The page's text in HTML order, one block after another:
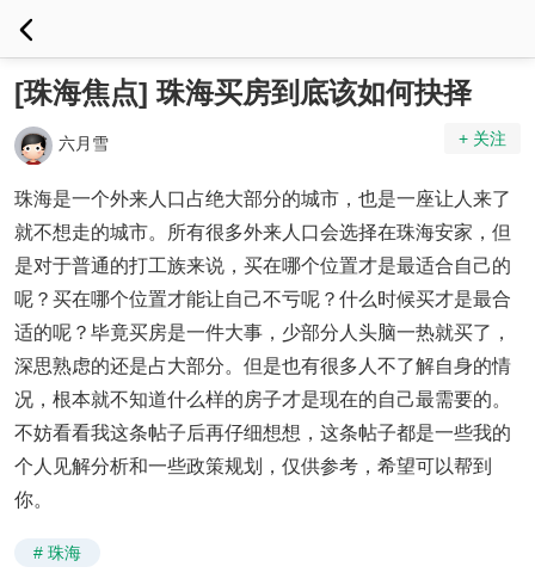
[珠海焦点] 珠海买房到底该如何抉择
六月雪 + 关注
珠海是一个外来人口占绝大部分的城市，也是一座让人来了
就不想走的城市。所有很多外来人口会选择在珠海安家，但
是对于普通的打工族来说，买在哪个位置才是最适合自己的
呢？买在哪个位置才能让自己不亏呢？什么时候买才是最合
适的呢？毕竟买房是一件大事，少部分人头脑一热就买了，
深思熟虑的还是占大部分。但是也有很多人不了解自身的情
况，根本就不知道什么样的房子才是现在的自己最需要的。
不妨看看我这条帖子后再仔细想想，这条帖子都是一些我的
个人见解分析和一些政策规划，仅供参考，希望可以帮到
你。
# 珠海